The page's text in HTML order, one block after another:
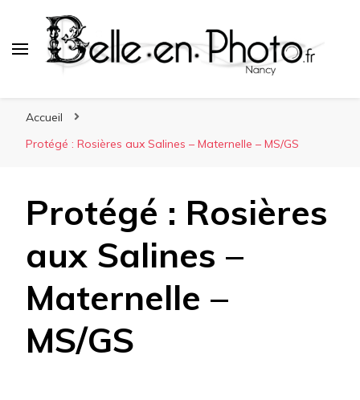
Accueil
Protégé : Rosières aux Salines – Maternelle – MS/GS
Protégé : Rosières
aux Salines –
Maternelle –
MS/GS